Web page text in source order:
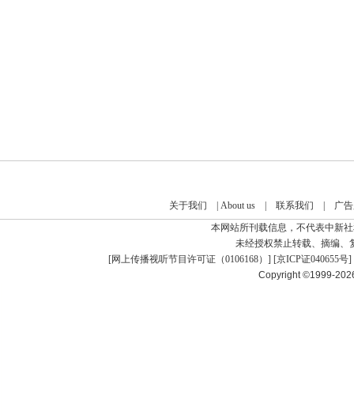
关于我们 About us| 联系我们
广
本网站所刊载信息，不代表中新
未经授权禁止转载、摘编、
[网上传播视听节目许可证（0106168） ] [京ICP证040655号]
Copyright ©1999-